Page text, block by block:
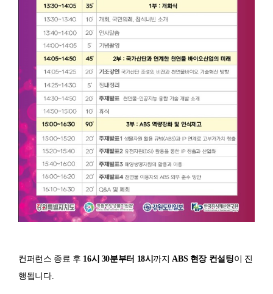
컨퍼런스 종료 후 16시 30분부터 18시 까지ABS 현장 컨설팅이 진
행됩니다.